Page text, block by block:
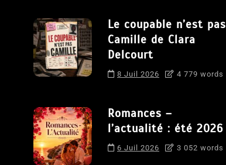
Le coupable n’est pas
Camille de Clara
Delcourt
8 Juil 2026 4 779 words
Romances –
l’actualité : été 2026
6 Juil 2026 3 052 words